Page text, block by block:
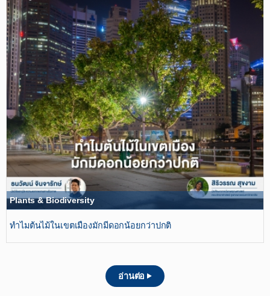
Plants & Biodiversity
ทำไมต้นไม้ในเขตเมืองมักมีดอกน้อยกว่าปกติ
อ่านต่อ